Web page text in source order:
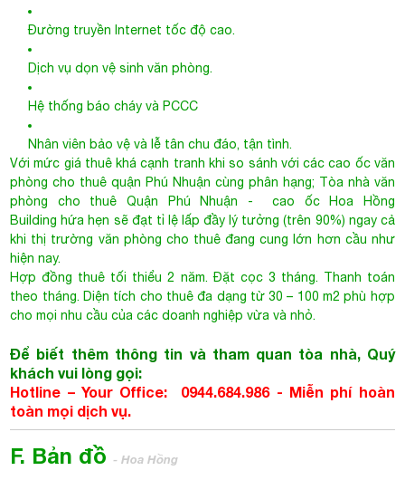
Đường truyền Internet tốc độ cao.
Dịch vụ dọn vệ sinh văn phòng.
Hệ thống báo cháy và PCCC
Nhân viên bảo vệ và lễ tân chu đáo, tận tình.
Với mức giá thuê khá cạnh tranh khi so sánh với các cao ốc văn
phòng cho thuê quận Phú Nhuận cùng phân hạng; Tòa nhà văn
phòng cho thuê Quận Phú Nhuận - cao ốc Hoa Hồng
Building hứa hẹn sẽ đạt tỉ lệ lấp đầy lý tưởng (trên 90%) ngay cả
khi thị trường văn phòng cho thuê đang cung lớn hơn cầu như
hiện nay.
Hợp đồng thuê tối thiểu 2 năm. Đặt cọc 3 tháng. Thanh toán
theo tháng. Diện tích cho thuê đa dạng từ 30 – 100 m2 phù hợp
cho mọi nhu cầu của các doanh nghiệp vừa và nhỏ.
Để biết thêm thông tin và tham quan tòa nhà, Quý
khách vui lòng gọi:
Hotline – Your Office: 0944.684.986 - Miễn phí hoàn
toàn mọi dịch vụ.
F. Bản đồ- Hoa Hồng